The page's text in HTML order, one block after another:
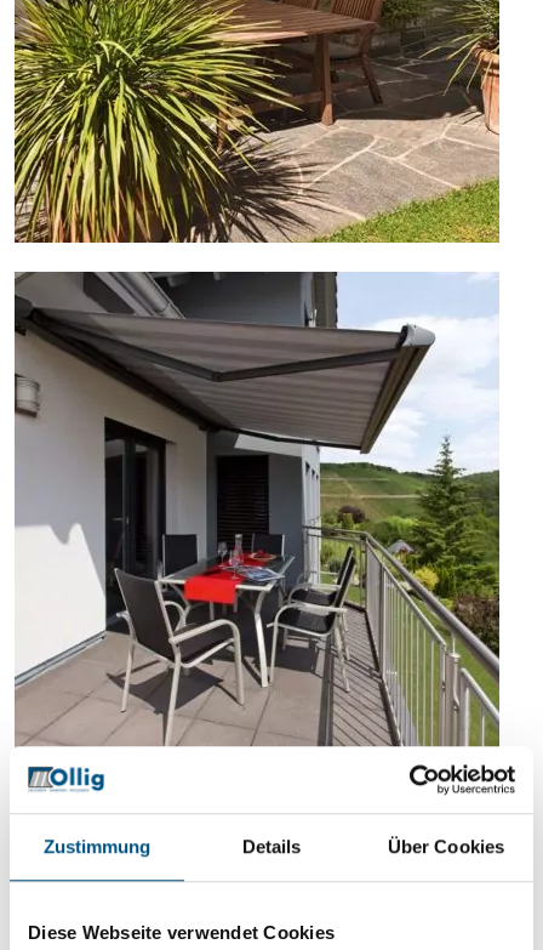
Zustimmung Details Über Cookies
Diese Webseite verwendet Cookies